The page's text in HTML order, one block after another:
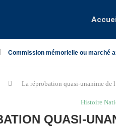
Commission mémorielle ou marché
La réprobation quasi-unanime de
Histoire
QUASI-